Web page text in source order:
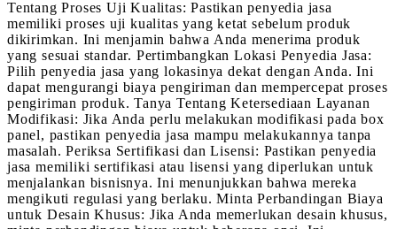
Tentang Proses Uji Kualitas: Pastikan penyedia jasa
memiliki proses uji kualitas yang ketat sebelum produk
dikirimkan. Ini menjamin bahwa Anda menerima produk
yang sesuai standar. Pertimbangkan Lokasi Penyedia Jasa:
Pilih penyedia jasa yang lokasinya dekat dengan Anda. Ini
dapat mengurangi biaya pengiriman dan mempercepat proses
pengiriman produk. Tanya Tentang Ketersediaan Layanan
Modifikasi: Jika Anda perlu melakukan modifikasi pada box
panel, pastikan penyedia jasa mampu melakukannya tanpa
masalah. Periksa Sertifikasi dan Lisensi: Pastikan penyedia
jasa memiliki sertifikasi atau lisensi yang diperlukan untuk
menjalankan bisnisnya. Ini menunjukkan bahwa mereka
mengikuti regulasi yang berlaku. Minta Perbandingan Biaya
untuk Desain Khusus: Jika Anda memerlukan desain khusus,